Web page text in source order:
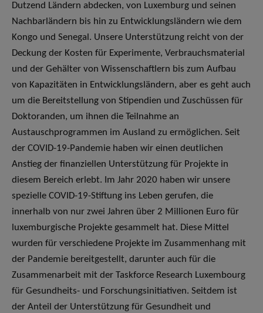
Dutzend Ländern abdecken, von Luxemburg und seinen
Nachbarländern bis hin zu Entwicklungsländern wie dem
Kongo und Senegal. Unsere Unterstützung reicht von der
Deckung der Kosten für Experimente, Verbrauchsmaterial
und der Gehälter von Wissenschaftlern bis zum Aufbau
von Kapazitäten in Entwicklungsländern, aber es geht auch
um die Bereitstellung von Stipendien und Zuschüssen für
Doktoranden, um ihnen die Teilnahme an
Austauschprogrammen im Ausland zu ermöglichen. Seit
der COVID-19-Pandemie haben wir einen deutlichen
Anstieg der finanziellen Unterstützung für Projekte in
diesem Bereich erlebt. Im Jahr 2020 haben wir unsere
spezielle COVID-19-Stiftung ins Leben gerufen, die
innerhalb von nur zwei Jahren über 2 Millionen Euro für
luxemburgische Projekte gesammelt hat. Diese Mittel
wurden für verschiedene Projekte im Zusammenhang mit
der Pandemie bereitgestellt, darunter auch für die
Zusammenarbeit mit der Taskforce Research Luxembourg
für Gesundheits- und Forschungsinitiativen. Seitdem ist
der Anteil der Unterstützung für Gesundheit und